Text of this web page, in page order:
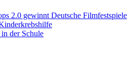
2.0 gewinnt Deutsche Filmfestspiele
der Schule